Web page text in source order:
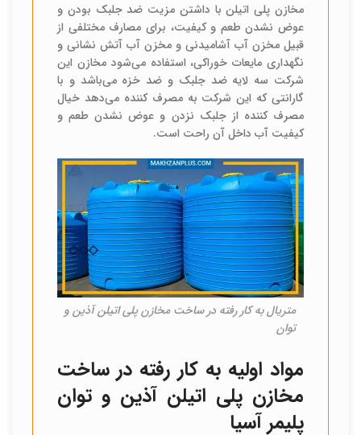
مخازن پلی اتیلن با داشتن مزیت ضد جلبک بودن و
عوض نشدن طعم و کیفیت، برای مصارف مختلفی از
قبیل مخزن آب آشامیدنی و مخزن آب آتش نشانی و
نگهداری مایعات خوراکی، استفاده می‌شود مخازن این
شرکت سه لایه ضد جلبک و ضد خزه می‌باشد و با
گارانتی که این شرکت به مصرف کننده می‌دهد خیال
مصرف کننده از جلبک نزدن و عوض نشدن طعم و
کیفیت آب داخل آن راحت است.
متریال به کار رفته در ساخت مخازن پلی اتیلن آذین و
توان
مواد اولیه به کار رفته در ساخت
مخازن پلی اتیلن آذین و توان
پلیمر آسیا